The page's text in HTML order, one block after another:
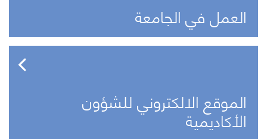
العمل في الجامعة
الموقع الالكتروني للشؤون
الأكاديمية